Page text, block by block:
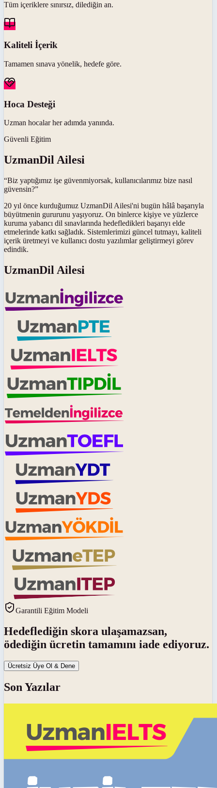
Tüm içeriklere sınırsız, dilediğin an.
Kaliteli İçerik
Tamamen sınava yönelik, hedefe göre.
Hoca Desteği
Uzman hocalar her adımda yanında.
Güvenli Eğitim
UzmanDil Ailesi
“Biz yaptığımız işe güvenmiyorsak, kullanıcılarımız bize nasıl
güvensin?”
20 yıl önce kurduğumuz UzmanDil Ailesi'ni bugün hâlâ başarıyla
büyütmenin gururunu yaşıyoruz. On binlerce kişiye ve yüzlerce
kuruma yabancı dil sınavlarında hedefledikleri başarıyı elde
etmelerinde katkı sağladık. Sistemlerimizi güncel tutmayı, kaliteli
içerik üretmeyi ve kullanıcı dostu yazılımlar geliştirmeyi görev
edindik.
UzmanDil Ailesi
Garantili Eğitim Modeli
Hedeflediğin skora ulaşamazsan,
ödediğin ücretin tamamını iade ediyoruz.
Ücretsiz Üye Ol & Dene
Son Yazılar